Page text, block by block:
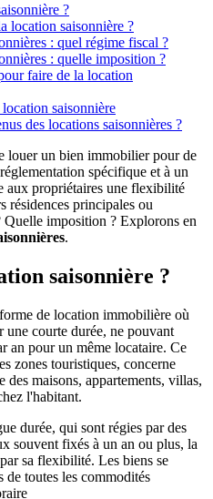
?
location saisonnière ?
: quel régime fiscal ?
: quelle imposition ?
faire de la location
saisonnière
des locations saisonnières ?
louer un bien immobilier pour de
spécifique et à un
aux propriétaires une flexibilité
résidences principales ou
Quelle imposition ? Explorons en
.
saisonnière ?
de location immobilière où
courte durée, ne pouvant
an pour un même locataire. Ce
zones touristiques, concerne
des maisons, appartements, villas,
l'habitant.
durée, qui sont régies par des
souvent fixés à un an ou plus, la
sa flexibilité. Les biens se
de toutes les commodités